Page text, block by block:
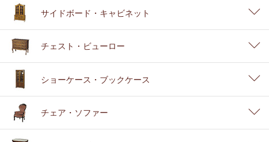
サイドボード・キャビネット
チェスト・ビューロー
ショーケース・ブックケース
チェア・ソファー